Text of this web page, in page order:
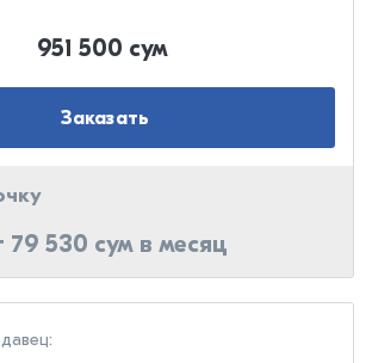
951 500 сум
Заказать
79 530 сум в месяц